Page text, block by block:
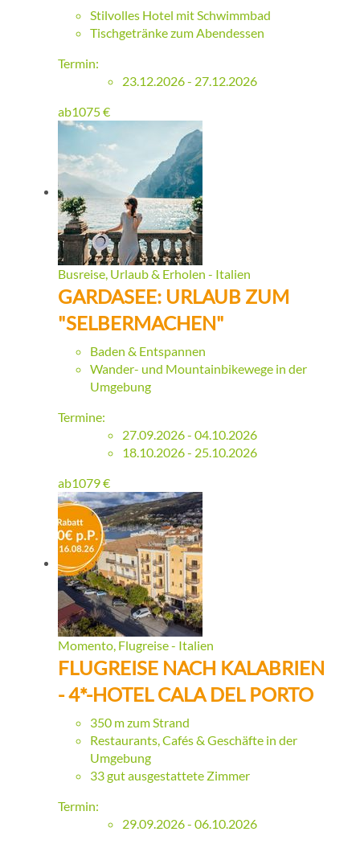
Stilvolles Hotel mit Schwimmbad
Tischgetränke zum Abendessen
Termin:
23.12.2026 - 27.12.2026
ab1075€
Busreise, Urlaub & Erholen - Italien
GARDASEE: URLAUB ZUM
"SELBERMACHEN"
Baden & Entspannen
Wander- und Mountainbikewege in der
Umgebung
Termine:
27.09.2026 - 04.10.2026
18.10.2026 - 25.10.2026
ab1079€
Momento, Flugreise - Italien
FLUGREISE NACH KALABRIEN
- 4*-HOTEL CALA DEL PORTO
350 m zum Strand
Restaurants, Cafés & Geschäfte in der
Umgebung
33 gut ausgestattete Zimmer
Termin:
29.09.2026 - 06.10.2026